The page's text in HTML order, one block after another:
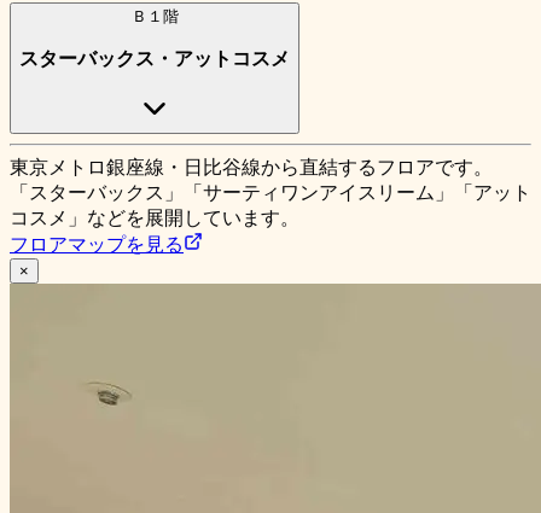
Ｂ１階
スターバックス・アットコスメ
東京メトロ銀座線・日比谷線から直結するフロアです。
「スターバックス」「サーティワンアイスリーム」「アット
コスメ」などを展開しています。
フロアマップを見る
×